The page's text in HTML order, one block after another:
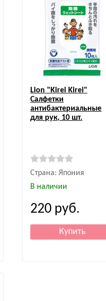
Lion "Kirei Kirei"
Салфетки
антибактериальные
для рук, 10 шт.
Страна: Япония
В наличии
220 руб.